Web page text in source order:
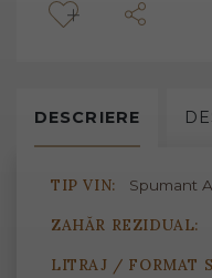
DESCRIERE
TIP VIN: Spumant
ZAHĂR REZIDUAL:
LITRAJ / FORMAT